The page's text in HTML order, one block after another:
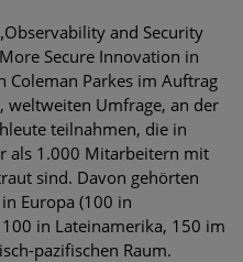
and Security
Secure Innovation in
Coleman Parkes im Auftrag
weltweiten Umfrage, an der
teilnahmen, die in
als 1.000 Mitarbeitern mit
sind. Davon gehörten
Europa (100 in
in Lateinamerika, 150 im
pazifischen Raum.